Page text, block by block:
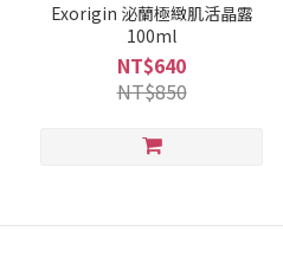
Exorigin 泌蘭極緻肌活晶露
100ml
NT$640
NT$850